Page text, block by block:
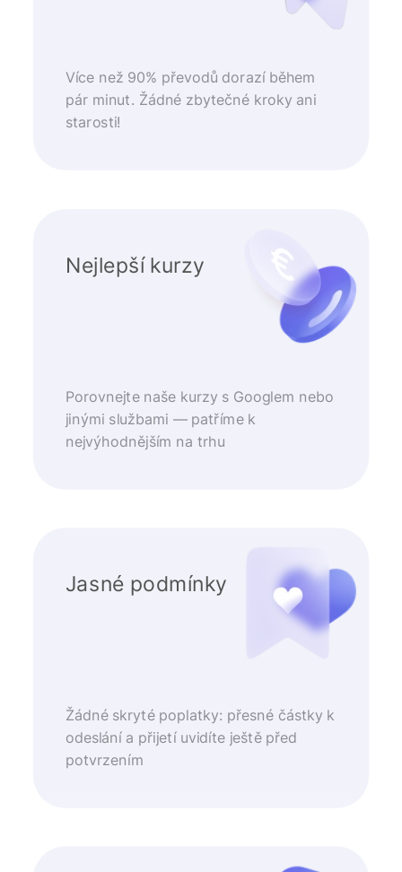
Více než 90% převodů dorazí během
pár minut. Žádné zbytečné kroky ani
starosti!
Nejlepší kurzy
Porovnejte naše kurzy s Googlem nebo
jinými službami — patříme k
nejvýhodnějším na trhu
Jasné podmínky
Žádné skryté poplatky: přesné částky k
odeslání a přijetí uvidíte ještě před
potvrzením